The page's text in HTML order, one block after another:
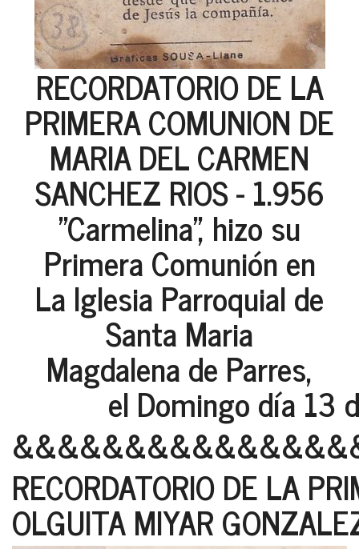
RECORDATORIO DE LA
PRIMERA COMUNION DE
MARIA DEL CARMEN
SANCHEZ RIOS - 1.956
"Carmelina", hizo su
Primera Comunión en
La Iglesia Parroquial de
Santa Maria
Magdalena de Parres,
el Domingo día 13
RECORDATORIO DE LA
OLGUITA MIYAR